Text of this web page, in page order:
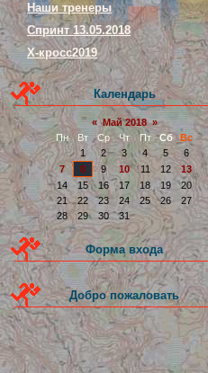
Наши тренеры
Спринт 13.05.2018
Х-кросс2019
Календарь
« Май 2018 »
Пн
Вт Ср Чт Пт Сб
Вс
1
2 3 4 5
6
7
8 9 10 11 12
13
14
15 16 17 18 19
20
21
22 23 24 25 26
27
28
29 30 31
Форма входа
Добро пожаловать